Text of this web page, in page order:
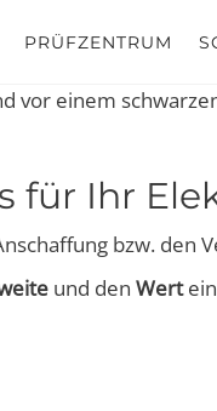
PRÜFZENTRUM
für Ihr
bzw. den
und den Wert